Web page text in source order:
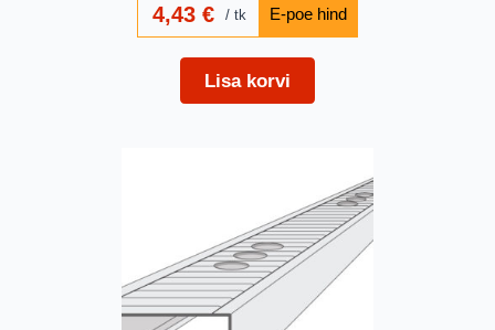
4,43€ tk
Lisa korvi